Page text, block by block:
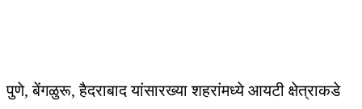
पुणे, बेंगळुरू, हैदराबाद यांसारख्या शहरांमध्ये आयटी क्षेत्राकडे